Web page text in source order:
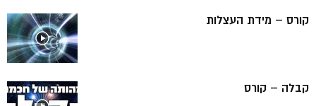
קורס – מידת העצלות
קבלה – קורס